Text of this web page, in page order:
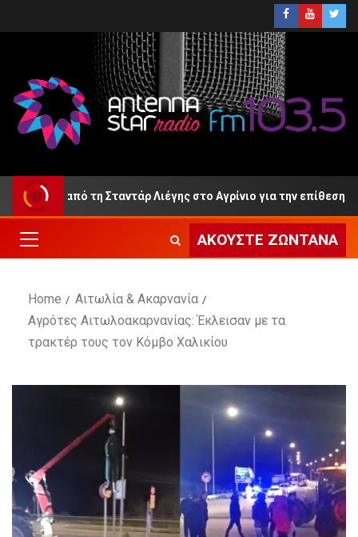
από τη Σταντάρ Λιέγης στο Αγρίνιο για την επίθεση;
ΑΚΟΎΣΤΕ ΖΩΝΤΑΝΆ
Home
Αιτωλία & Ακαρνανία
Αγρότες Αιτωλοακαρνανίας: Έκλεισαν με τα
τρακτέρ τους τον Κόμβο Χαλικίου